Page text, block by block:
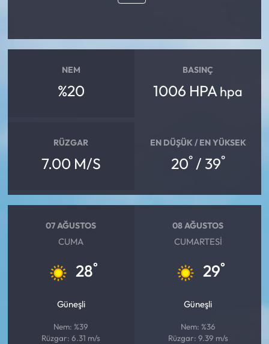
NEM
%20
BASINÇ
1006 HPA hpa
RÜZGAR
7.00 M/S
EN DÜŞÜK / EN YÜKSEK
20°/ 39°
07 AĞUSTOS
CUMA
28°
Güneşli
Nem: %39
Rüzgar: 6.31 m/s
08 AĞUSTOS
CUMARTESI
29°
Güneşli
Nem: %36
Rüzgar: 9.39 m/s